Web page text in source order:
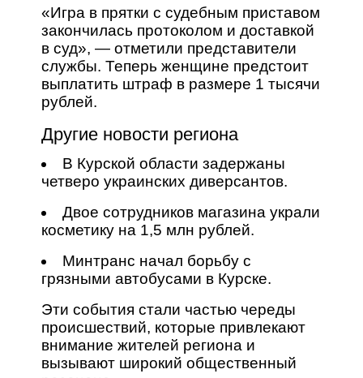
«Игра в прятки с судебным приставом
закончилась протоколом и доставкой
в суд», — отметили представители
службы. Теперь женщине предстоит
выплатить штраф в размере 1 тысячи
рублей.
Другие новости региона
В Курской области задержаны
четверо украинских диверсантов.
Двое сотрудников магазина украли
косметику на 1,5 млн рублей.
Минтранс начал борьбу с
грязными автобусами в Курске.
Эти события стали частью череды
происшествий, которые привлекают
внимание жителей региона и
вызывают широкий общественный